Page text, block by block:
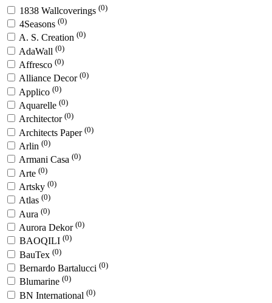
1838 Wallcoverings (0)
4Seasons (0)
A. S. Creation (0)
AdaWall (0)
Affresco (0)
Alliance Decor (0)
Applico (0)
Aquarelle (0)
Architector (0)
Architects Paper (0)
Arlin (0)
Armani Casa (0)
Arte (0)
Artsky (0)
Atlas (0)
Aura (0)
Aurora Dekor (0)
BAOQILI (0)
BauTex (0)
Bernardo Bartalucci (0)
Blumarine (0)
BN International (0)